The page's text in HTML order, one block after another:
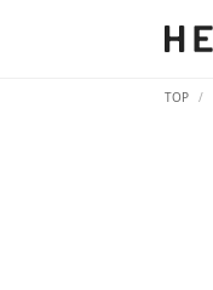
TOP